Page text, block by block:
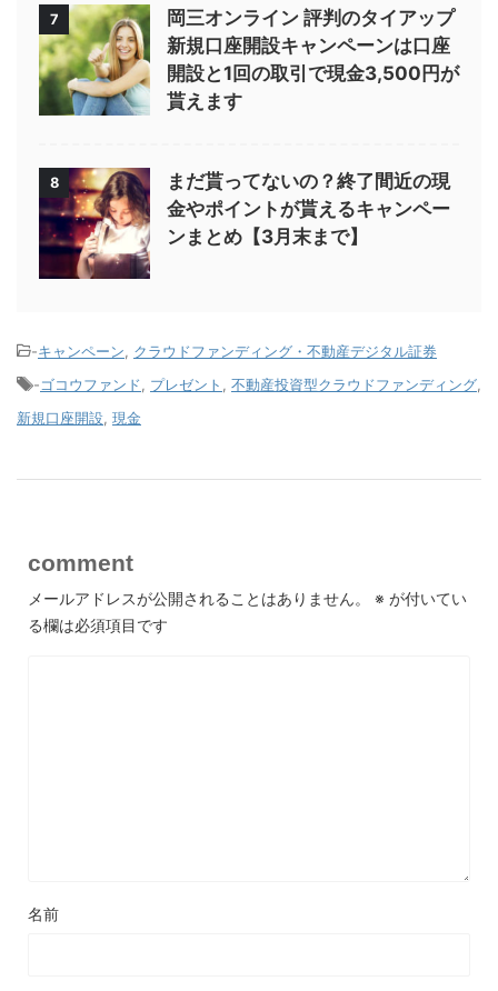
7
岡三オンライン 評判のタイアップ
新規口座開設キャンペーンは口座
開設と1回の取引で現金3,500円が
貰えます
8
まだ貰ってないの？終了間近の現
金やポイントが貰えるキャンペー
ンまとめ【3月末まで】
-キャンペーン
クラウドファンディング・不動産デジタル証券
-ゴコウファンド プレゼント 不動産投資型クラウドファンディング
新規口座開設 現金
comment
メールアドレスが公開されることはありません。 ※ が付いてい
る欄は必須項目です
名前